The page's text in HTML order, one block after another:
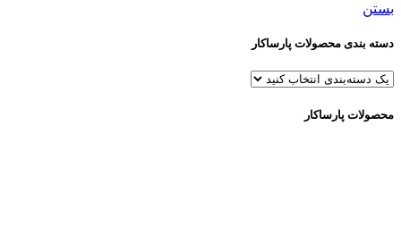
بستن
دسته بندی محصولات پارساکار
محصولات پارساکار